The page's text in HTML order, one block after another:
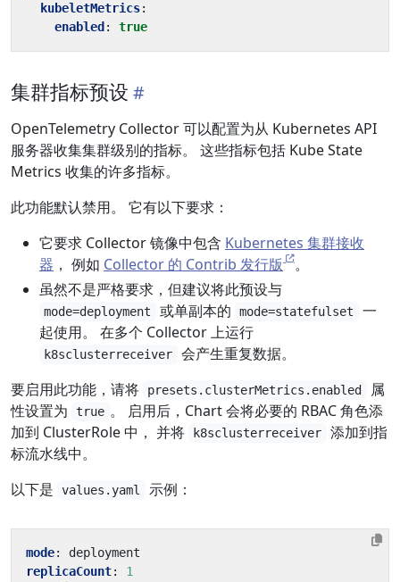
kubeletMetrics:
enabled : true
集群指标预设
OpenTelemetry Collector 可以配置为从 Kubernetes API
服务器收集集群级别的指标。 这些指标包括 Kube State
Metrics 收集的许多指标。
此功能默认禁用。 它有以下要求：
它要求 Collector 镜像中包含 Kubernetes 集群接收
器 ， 例如 Collector 的 Contrib 发行版
。
虽然不是严格要求，但建议将此预设与
mode=deployment 或单副本的 mode=statefulset
一
起使用。 在多个 Collector 上运行
k8sclusterreceiver
会产生重复数据。
要启用此功能，请将
presets.clusterMetrics.enabled
属
性设置为
true 。 启用后，Chart 会将必要的 RBAC 角色添
加到 ClusterRole 中， 并将
k8sclusterreceiver
添加到指
标流水线中。
以下是
values.yaml 示例：
mode:
deployment
replicaCount:
1